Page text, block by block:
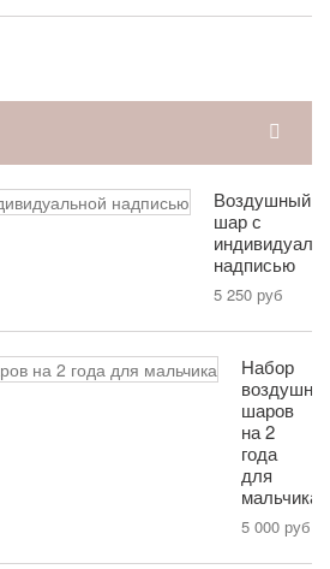
Воздушный
шар с
надписью
5 250 руб
Набор
шаров
на 2
года
для
мальчика
5 000 руб